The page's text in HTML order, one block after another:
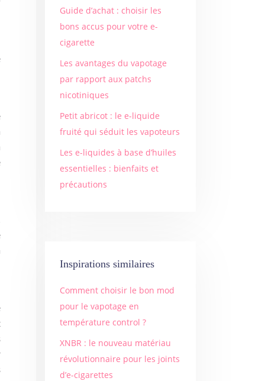
Guide d’achat : choisir les
bons accus pour votre e-
cigarette
Les avantages du vapotage
par rapport aux patchs
nicotiniques
Petit abricot : le e-liquide
fruité qui séduit les vapoteurs
Les e-liquides à base d’huiles
essentielles : bienfaits et
précautions
Inspirations similaires
Comment choisir le bon mod
pour le vapotage en
température control ?
XNBR : le nouveau matériau
révolutionnaire pour les joints
d’e-cigarettes